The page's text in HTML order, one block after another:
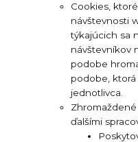
Cookies,
návštevnosti
týkajúcich sa
návštevníkov
podobe
podobe,
jednotlivca.
ďalšími